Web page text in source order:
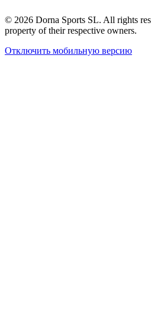
© 2026 Dorna Sports SL. All rights
property of their respective owners.
Отключить мобильную версию